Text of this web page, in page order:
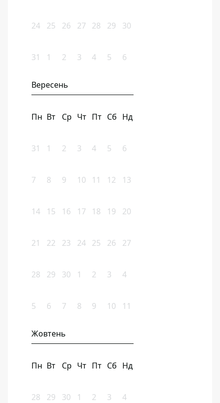
24 25 26 27 28 29 30
31 1 2 3 4 5 6
Вересень
Пн Вт Ср Чт Пт Сб Нд
31 1 2 3 4 5 6
7 8 9 10 11 12 13
14 15 16 17 18 19 20
21 22 23 24 25 26 27
28 29 30 1 2 3 4
5 6 7 8 9 10 11
Жовтень
Пн Вт Ср Чт Пт Сб Нд
28 29 30 1 2 3 4